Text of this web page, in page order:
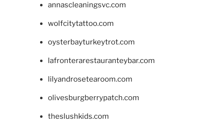
annascleaningsvc.com
wolfcitytattoo.com
oysterbayturkeytrot.com
lafronterarestauranteybar.com
lilyandrosetearoom.com
olivesburgberrypatch.com
theslushkids.com